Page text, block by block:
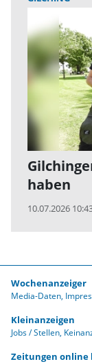
haben
10.07.2026
Wochenanzeiger
Media-Daten
Kleinanzeigen
Jobs / Stellen
Zeitungen online